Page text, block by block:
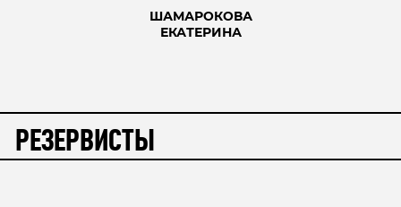
ШАМАРОКОВА
ЕКАТЕРИНА
РЕЗЕРВИСТЫ